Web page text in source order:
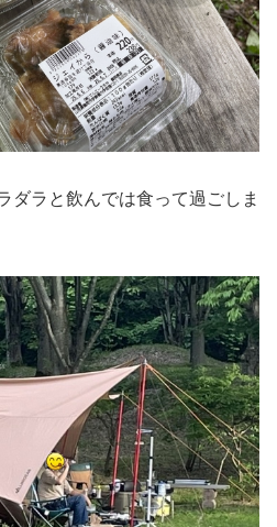
ダラと飲んでは食って過ごしま